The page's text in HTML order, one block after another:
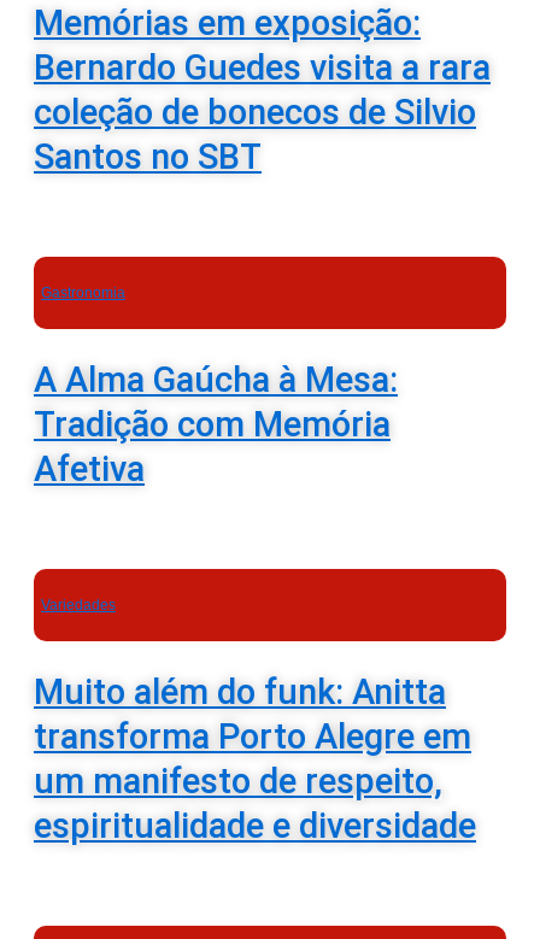
Memórias em exposição:
Bernardo Guedes visita a rara
coleção de bonecos de Silvio
Santos no SBT
Gastronomia
A Alma Gaúcha à Mesa:
Tradição com Memória
Afetiva
Variedades
Muito além do funk: Anitta
transforma Porto Alegre em
um manifesto de respeito,
espiritualidade e diversidade